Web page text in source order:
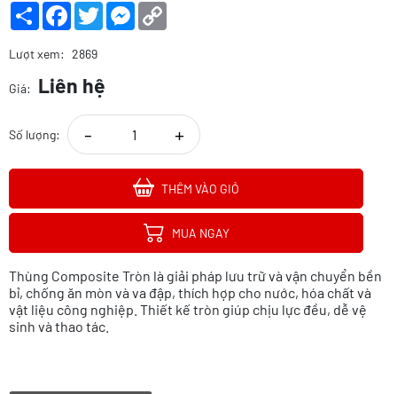
Share FacebookTwitterMessenger
Lượt xem: 2869
Giá: Liên hệ
Số lượng: - +
THÊM VÀO GIỎ
MUA NGAY
Thùng Composite Tròn là giải pháp lưu trữ và vận chuyển bền
bỉ, chống ăn mòn và va đập, thích hợp cho nước, hóa chất và
vật liệu công nghiệp. Thiết kế tròn giúp chịu lực đều, dễ vệ
sinh và thao tác.